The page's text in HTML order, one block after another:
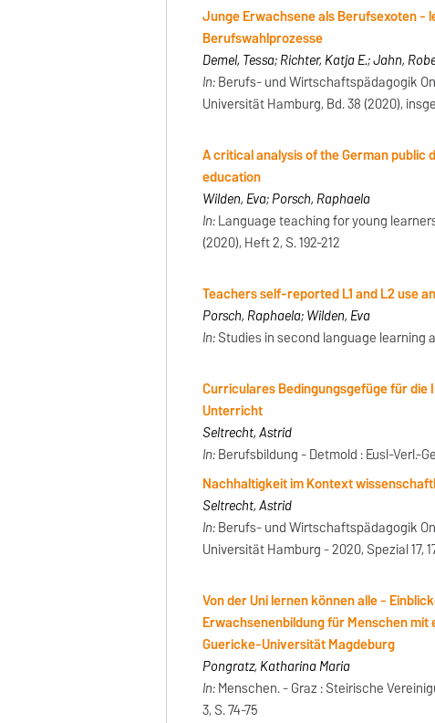
Junge Erwachsene als Berufsexoten
Berufswahlprozesse
Demel, Tessa; Richter, Katja E.; Jahn,
In:Berufs- und Wirtschaftspädagogik
Universität Hamburg, Bd. 38 (2020),
A critical analysis of the German
education
Wilden, Eva; Porsch, Raphaela
In:Language teaching for young
(2020), Heft 2, S. 192-212
Teachers self-reported L1 and L2 use
Porsch, Raphaela; Wilden, Eva
In:Studies in second language learning
Curriculares Bedingungsgefüge für die
Unterricht
Seltrecht, Astrid
In:Berufsbildung - Detmold : Eusl-Verl.-
Nachhaltigkeit im Kontext
Seltrecht, Astrid
In:Berufs- und Wirtschaftspädagogik
Universität Hamburg - 2020, Spezial 17,
Von der Uni lernen können alle -
Erwachsenenbildung für Menschen
Guericke-Universität Magdeburg
Pongratz, Katharina Maria
In:Menschen. - Graz : Steirische
3, S. 74-75